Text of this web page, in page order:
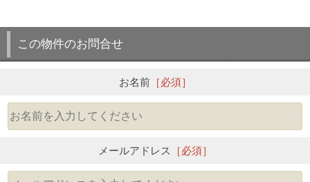
この物件のお問合せ
お名前［必須］
メールアドレス ［必須］